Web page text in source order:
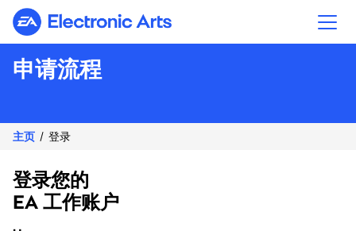
Electronic Arts
申请流程
主页 登录
登录您的
EA 工作账户